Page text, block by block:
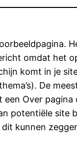
omdat het
komt in je
De
een Over pagina
potentiële site
dit kunnen